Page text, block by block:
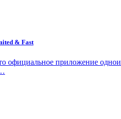
& Fast
официальное приложение